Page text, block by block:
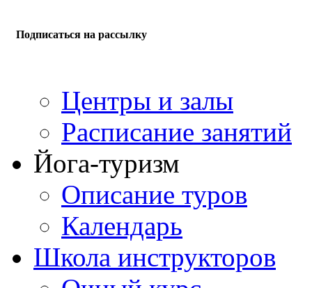
Подписаться на рассылку
Центры и залы
Расписание занятий
Йога-туризм
Описание туров
Календарь
Школа инструкторов